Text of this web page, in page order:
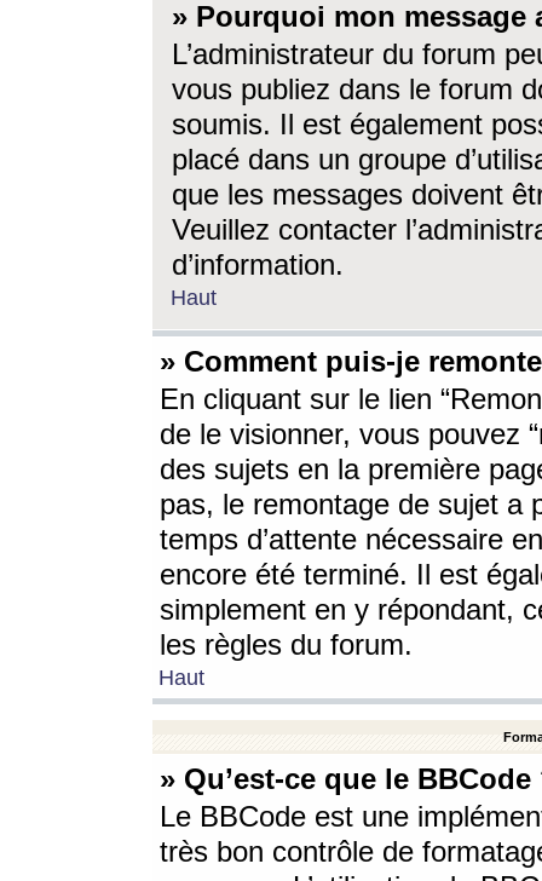
» Pourquoi mon message
L’administrateur du forum
vous publiez dans le forum
soumis. Il est également
placé dans un groupe
que les messages doivent
Veuillez contacter
d’information.
Haut
» Comment puis-je
En cliquant sur le lien
de le visionner, vous pouvez
des sujets en la première
pas, le remontage de sujet a
temps d’attente nécessaire
encore été terminé. Il est
simplement en y répondant,
les règles du forum.
Haut
» Qu’est-ce que le BBCode
Le BBCode est une
très bon contrôle de